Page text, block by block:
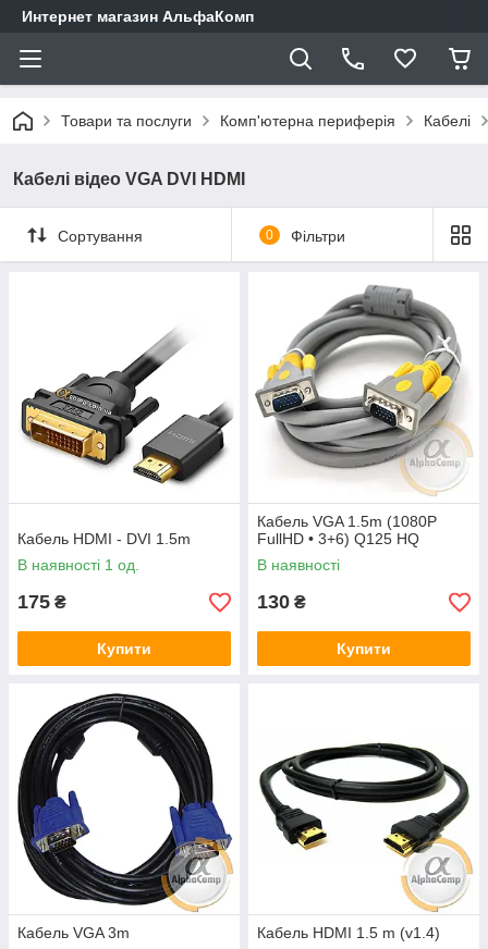
Интернет магазин АльфаКомп
Товари та послуги Комп'ютерна периферія Кабелі
Кабелі відео VGA DVI HDMI
Сортування 0 Фільтри
Кабель HDMI - DVI 1.5m
В наявності 1 од.
175 ₴
Купити
Кабель VGA 1.5m (1080P
FullHD • 3+6) Q125 HQ
В наявності
130 ₴
Купити
Кабель VGA 3m
Кабель HDMI 1.5 m (v1.4)